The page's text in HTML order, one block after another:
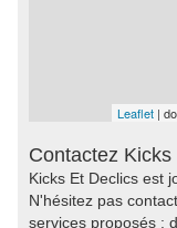
Leaflet |
Contactez
Kicks Et Declics est
N'hésitez pas
services proposés :